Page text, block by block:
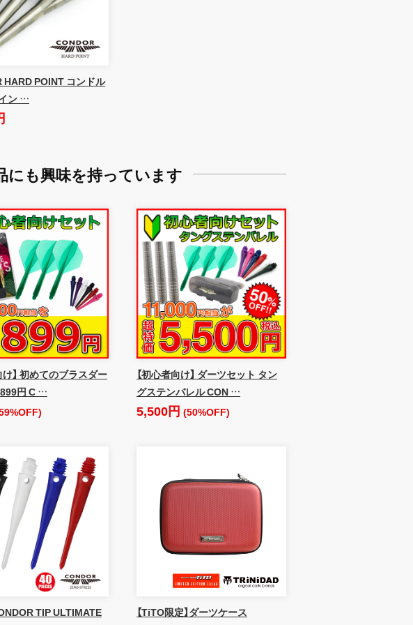
HARD POINT コンドル
ン …
にも興味を持っています
け】 初めてのブラスダー
円 C …
【初心者向け】 ダーツセット タン
グステンバレル CON …
5,500円 (50%OFF)
TIP ULTIMATE
【TiTO限定】ダーツケース